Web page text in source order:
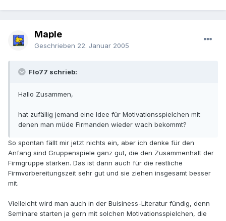
Maple
Geschrieben 22. Januar 2005
Flo77 schrieb:
Hallo Zusammen,
hat zufällig jemand eine Idee für Motivationsspielchen mit
denen man müde Firmanden wieder wach bekommt?
So spontan fällt mir jetzt nichts ein, aber ich denke für den
Anfang sind Gruppenspiele ganz gut, die den Zusammenhalt der
Firmgruppe stärken. Das ist dann auch für die restliche
Firmvorbereitungszeit sehr gut und sie ziehen insgesamt besser
mit.
Vielleicht wird man auch in der Buisiness-Literatur fündig, denn
Seminare starten ja gern mit solchen Motivationsspielchen, die